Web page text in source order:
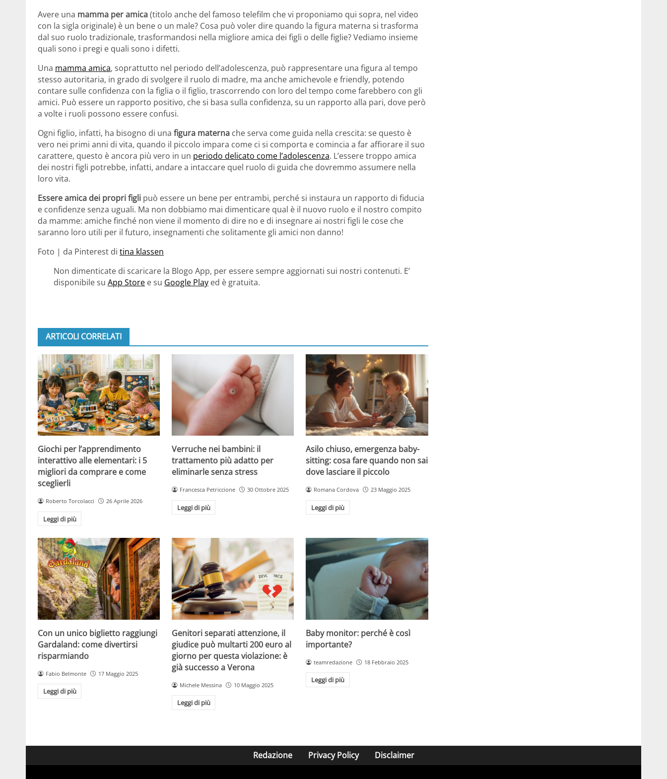
Avere una mamma per amica(titolo anche del famoso telefilm che vi proponiamo qui sopra, nel video
con la sigla originale) è un bene o un male? Cosa può voler dire quando la figura materna si trasforma
dal suo ruolo tradizionale, trasformandosi nella migliore amica dei figli o delle figlie? Vediamo insieme
quali sono i pregi e quali sono i difetti.
Una mamma amica, soprattutto nel periodo dell’adolescenza, può rappresentare una figura al tempo
stesso autoritaria, in grado di svolgere il ruolo di madre, ma anche amichevole e friendly, potendo
contare sulle confidenza con la figlia o il figlio, trascorrendo con loro del tempo come farebbero con gli
amici. Può essere un rapporto positivo, che si basa sulla confidenza, su un rapporto alla pari, dove però
a volte i ruoli possono essere confusi.
Ogni figlio, infatti, ha bisogno di una figura materna che serva come guida nella crescita: se questo è
vero nei primi anni di vita, quando il piccolo impara come ci si comporta e comincia a far affiorare il suo
carattere, questo è ancora più vero in un periodo delicato come l’adolescenza. L’essere troppo amica
dei nostri figli potrebbe, infatti, andare a intaccare quel ruolo di guida che dovremmo assumere nella
loro vita.
Essere amica dei propri figli può essere un bene per entrambi, perché si instaura un rapporto di fiducia
e confidenze senza uguali. Ma non dobbiamo mai dimenticare qual è il nuovo ruolo e il nostro compito
da mamme: amiche finché non viene il momento di dire no e di insegnare ai nostri figli le cose che
saranno loro utili per il futuro, insegnamenti che solitamente gli amici non danno!
Foto | da Pinterest di tina klassen
Non dimenticate di scaricare la Blogo App, per essere sempre aggiornati sui nostri contenuti. E’
disponibile su App Store e su Google Play ed è gratuita.
ARTICOLI CORRELATI
Giochi per l’apprendimento
interattivo alle elementari: i 5
migliori da comprare e come
sceglierli
Roberto Torcolacci 26 Aprile 2026
Leggi di più
Verruche nei bambini: il
trattamento più adatto per
eliminarle senza stress
Francesca Petriccione 30 Ottobre 2025
Leggi di più
Asilo chiuso, emergenza baby-
sitting: cosa fare quando non sai
dove lasciare il piccolo
Romana Cordova 23 Maggio 2025
Leggi di più
Con un unico biglietto raggiungi
Gardaland: come divertirsi
risparmiando
Fabio Belmonte 17 Maggio 2025
Leggi di più
Genitori separati attenzione, il
giudice può multarti 200 euro al
giorno per questa violazione: è
già successo a Verona
Michele Messina 10 Maggio 2025
Leggi di più
Baby monitor: perché è così
importante?
teamredazione 18 Febbraio 2025
Leggi di più
Redazione Privacy Policy Disclaimer